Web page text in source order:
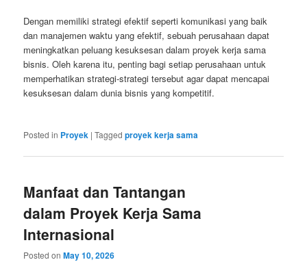
Dengan memiliki strategi efektif seperti komunikasi yang baik
dan manajemen waktu yang efektif, sebuah perusahaan dapat
meningkatkan peluang kesuksesan dalam proyek kerja sama
bisnis. Oleh karena itu, penting bagi setiap perusahaan untuk
memperhatikan strategi-strategi tersebut agar dapat mencapai
kesuksesan dalam dunia bisnis yang kompetitif.
Posted in Proyek |Tagged proyek kerja sama
Manfaat dan Tantangan
dalam Proyek Kerja Sama
Internasional
Posted onMay 10, 2026